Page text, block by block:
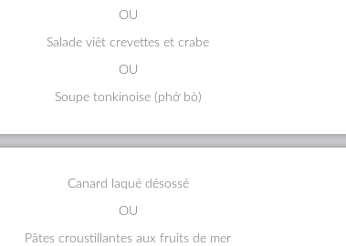
OU
Salade viêt crevettes et crabe
OU
Soupe tonkinoise (phở bò)
Canard laqué désossé
OU
Pâtes croustillantes aux fruits de mer